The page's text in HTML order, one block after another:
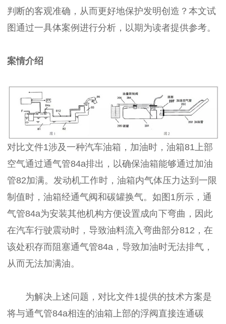
判断的客观准确，从而更好地保护发明创造？本文试
图通过一具体案例进行分析，以期为读者提供参考。
案情介绍
对比文件1涉及一种汽车油箱，加油时，油箱81上部
空气通过通气管84a排出，以确保油箱能够通过加油
管82加满。发动机工作时，油箱内气体压力达到一限
制值时，油箱经通气阀和碳罐换气。如图1所示，通
气管84a为安装其他机构方便设置成向下弯曲，因此
在汽车行驶震动时，导致油料流入弯曲部分812，在
该处积存而阻塞通气管84a，导致加油时无法排气，
从而无法加满油。
为解决上述问题，对比文件1提供的技术方案是
将与通气管84a相连的油箱上部的浮阀直接连通碳